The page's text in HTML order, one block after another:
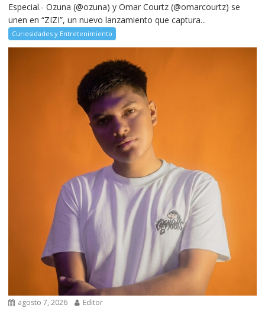
Especial.- Ozuna (@ozuna) y Omar Courtz (@omarcourtz) se
unen en “ZIZI”, un nuevo lanzamiento que captura...
Curiosidades y Entretenimiento
agosto 7, 2026 Editor